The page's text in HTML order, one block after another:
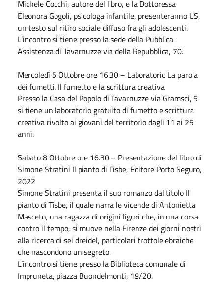
Michele Cocchi, autore del libro, e la Dottoressa
Eleonora Gogoli, psicologa infantile, presenteranno US,
un testo sul ritiro sociale diffuso fra gli adolescenti.
L’incontro si tiene presso la sede della Pubblica
Assistenza di Tavarnuzze via della Repubblica, 70.
Mercoledì 5 Ottobreore 16.30 – Laboratorio La parola
dei fumetti. Il fumetto e la scrittura creativa
Presso la Casa del Popolo di Tavarnuzze via Gramsci, 5
si tiene un laboratorio gratuito di fumetto e scrittura
creativa rivolto ai giovani del territorio dagli 11 ai 25
anni.
Sabato8 Ottobreore 16.30 – Presentazione del libro di
Simone Stratini Il pianto di Tisbe, Editore Porto Seguro,
2022
Simone Stratini presenta il suo romanzo dal titolo Il
pianto di Tisbe, il quale narra le vicende di Antonietta
Masceto, una ragazza di origini liguri che, in una corsa
contro il tempo, si muove nella Firenze dei giorni nostri
alla ricerca di sei dreidel, particolari trottole ebraiche
che nascondono un segreto.
L’incontro si tiene presso la Biblioteca comunale di
Impruneta, piazza Buondelmonti, 19/20.